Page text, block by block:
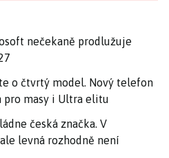
nečekaně prodlužuje
o čtvrtý model. Nový telefon
masy i Ultra elitu
česká značka. V
levná rozhodně není